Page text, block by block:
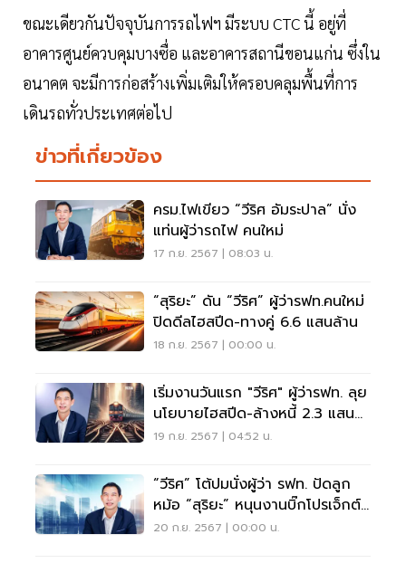
ขณะเดียวกันปัจจุบันการรถไฟฯ มีระบบ CTC นี้ อยู่ที่
อาคารศูนย์ควบคุมบางซื่อ และอาคารสถานีขอนแก่น ซึ่งใน
อนาคต จะมีการก่อสร้างเพิ่มเติมให้ครอบคลุมพื้นที่การ
เดินรถทั่วประเทศต่อไป
ข่าวที่เกี่ยวข้อง
ครม.ไฟเขียว “วีริศ อัมระปาล” นั่ง
แท่นผู้ว่ารถไฟ คนใหม่
17 ก.ย. 2567 | 08:03 น.
“สุริยะ” ดัน “วีริศ” ผู้ว่ารฟท.คนใหม่
ปิดดีลไฮสปีด-ทางคู่ 6.6 แสนล้าน
18 ก.ย. 2567 | 00:00 น.
เริ่มงานวันแรก "วีริศ" ผู้ว่ารฟท. ลุย
นโยบายไฮสปีด-ล้างหนี้ 2.3 แสน
ล้าน
19 ก.ย. 2567 | 04:52 น.
“วีริศ” โต้ปมนั่งผู้ว่า รฟท. ปัดลูก
หม้อ “สุริยะ” หนุนงานบิ๊กโปรเจ็กต์
สายราง
20 ก.ย. 2567 | 00:00 น.